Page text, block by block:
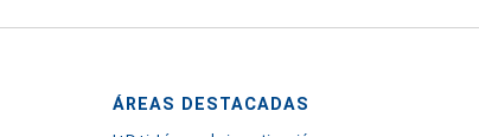
ÁREAS DESTACADAS